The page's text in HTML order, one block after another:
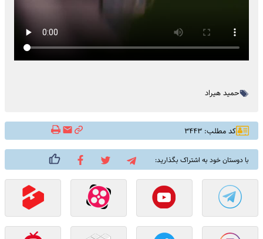
حمید هیراد
کد مطلب: ۳۴۴۳
با دوستان خود به اشتراک بگذارید: